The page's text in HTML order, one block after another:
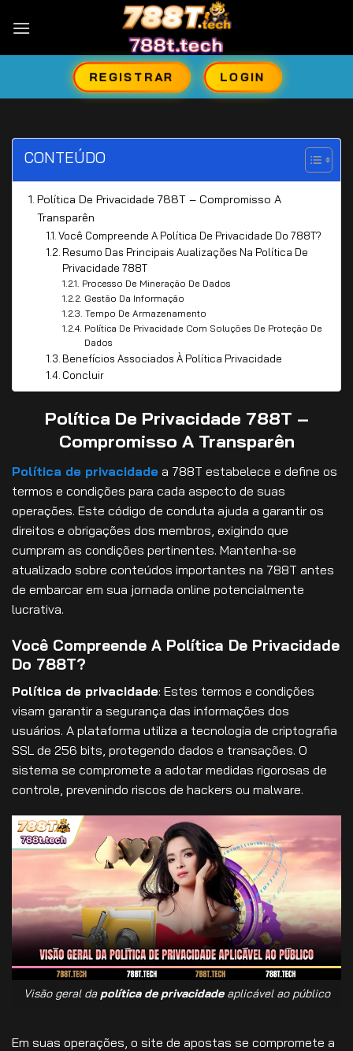
REGISTRAR LOGIN
CONTEÚDO
Política De Privacidade 788T – Compromisso A
Transparên
Você Compreende A Política De Privacidade Do 788T?
Resumo Das Principais Aualizações Na Política De
Privacidade 788T
Processo De Mineração De Dados
Gestão Da Informação
Tempo De Armazenamento
Política De Privacidade Com Soluções De Proteção De
Dados
Benefícios Associados À Política Privacidade
Concluir
Política De Privacidade 788T –
Compromisso A Transparên
Política de privacidade a 788T estabelece e define os
termos e condições para cada aspecto de suas
operações. Este código de conduta ajuda a garantir os
direitos e obrigações dos membros, exigindo que
cumpram as condições pertinentes. Mantenha-se
atualizado sobre conteúdos importantes na 788T antes
de embarcar em sua jornada online potencialmente
lucrativa.
Você Compreende A Política De Privacidade
Do 788T?
Política de privacidade: Estes termos e condições
visam garantir a segurança das informações dos
usuários. A plataforma utiliza a tecnologia de criptografia
SSL de 256 bits, protegendo dados e transações. O
sistema se compromete a adotar medidas rigorosas de
controle, prevenindo riscos de hackers ou malware.
Visão geral da política de privacidadeaplicável ao público
Em suas operações, o site de apostas se compromete a